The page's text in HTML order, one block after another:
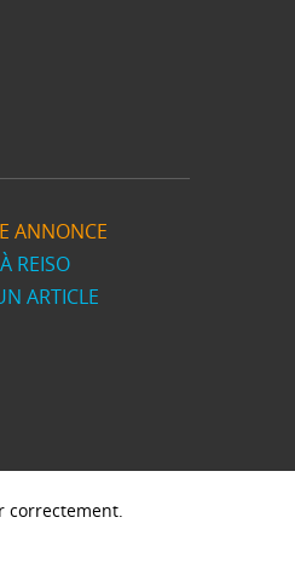
ANNONCE
REISO
ARTICLE
correctement.